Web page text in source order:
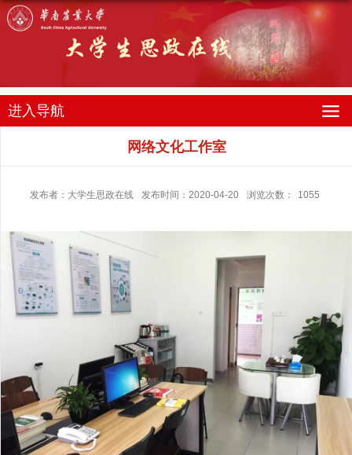
进入导航
网络文化工作室
发布者：大学生思政在线 发布时间：2020-04-20 浏览次数： 1055